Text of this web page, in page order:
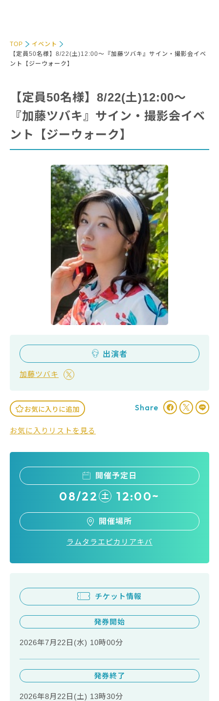
TOP
イベント
【定員50名様】8/22(土)12:00～『加藤ツバキ』サイン・撮影会イベ
ント【ジーウォーク】
【定員50名様】8/22(土)12:00～
『加藤ツバキ』サイン・撮影会イベ
ント【ジーウォーク】
出演者
加藤ツバキ
お気に入りに追加
お気に入りリストを見る
Share
開催予定日
08/22 土 12:00~
開催場所
ラムタラエピカリアキバ
チケット情報
発券開始
2026年7月22日(水) 10時00分
発券終了
2026年8月22日(土) 13時30分